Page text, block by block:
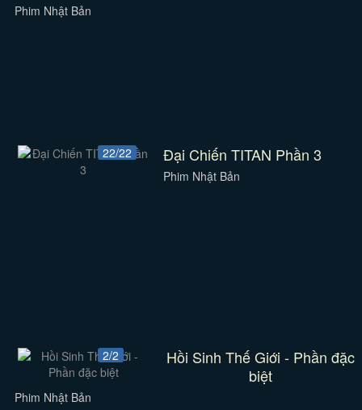
Phim Nhật Bản
22/22 Đại Chiến TITAN Phần 3
Phim Nhật Bản
2/2
Hồi Sinh Thế Giới - Phần đặc
biệt
Phim Nhật Bản